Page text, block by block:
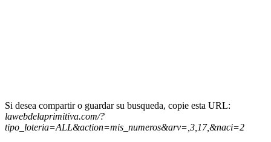
Si desea compartir o guardar su busqueda, copie esta URL:
lawebdelaprimitiva.com/?
tipo_loteria=ALL&action=mis_numeros&arv=,3,17,&naci=2